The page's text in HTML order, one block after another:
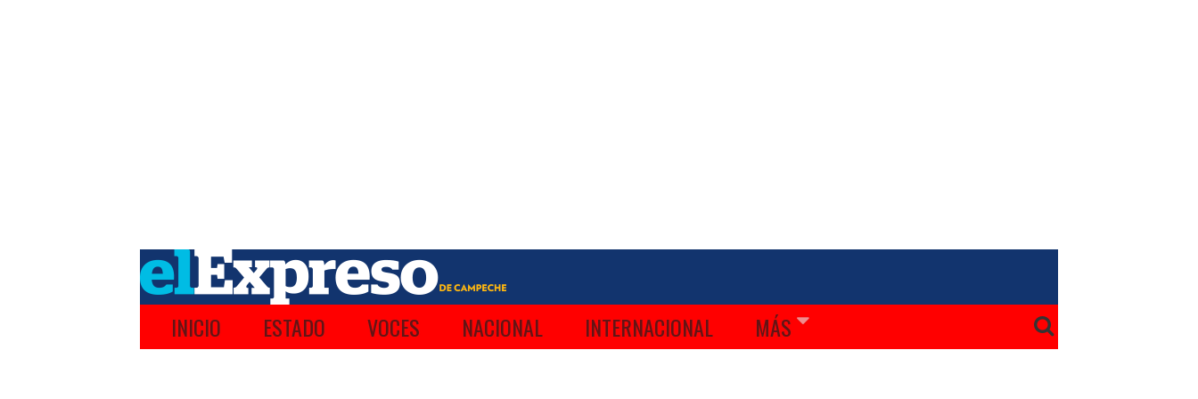
INICIO ESTADO VOCES NACIONAL INTERNACIONAL MÁS